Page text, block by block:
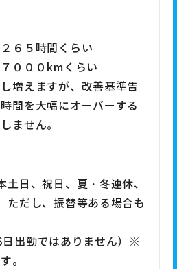
６５時間くらい
０００kmくらい
増えますが、改善基準告
間を大幅にオーバーする
ません。
土日、祝日、夏・冬連休、
だし、振替等ある場合も
日出勤ではありません）※
。